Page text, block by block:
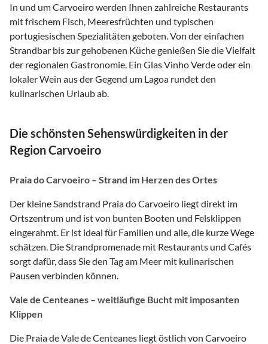
In und um Carvoeiro werden Ihnen zahlreiche Restaurants
mit frischem Fisch, Meeresfrüchten und typischen
portugiesischen Spezialitäten geboten. Von der einfachen
Strandbar bis zur gehobenen Küche genießen Sie die Vielfalt
der regionalen Gastronomie. Ein Glas Vinho Verde oder ein
lokaler Wein aus der Gegend um Lagoa rundet den
kulinarischen Urlaub ab.
Die schönsten Sehenswürdigkeiten in der
Region Carvoeiro
Praia do Carvoeiro – Strand im Herzen des Ortes
Der kleine Sandstrand Praia do Carvoeiro liegt direkt im
Ortszentrum und ist von bunten Booten und Felsklippen
eingerahmt. Er ist ideal für Familien und alle, die kurze Wege
schätzen. Die Strandpromenade mit Restaurants und Cafés
sorgt dafür, dass Sie den Tag am Meer mit kulinarischen
Pausen verbinden können.
Vale de Centeanes – weitläufige Bucht mit imposanten
Klippen
Die Praia de Vale de Centeanes liegt östlich von Carvoeiro